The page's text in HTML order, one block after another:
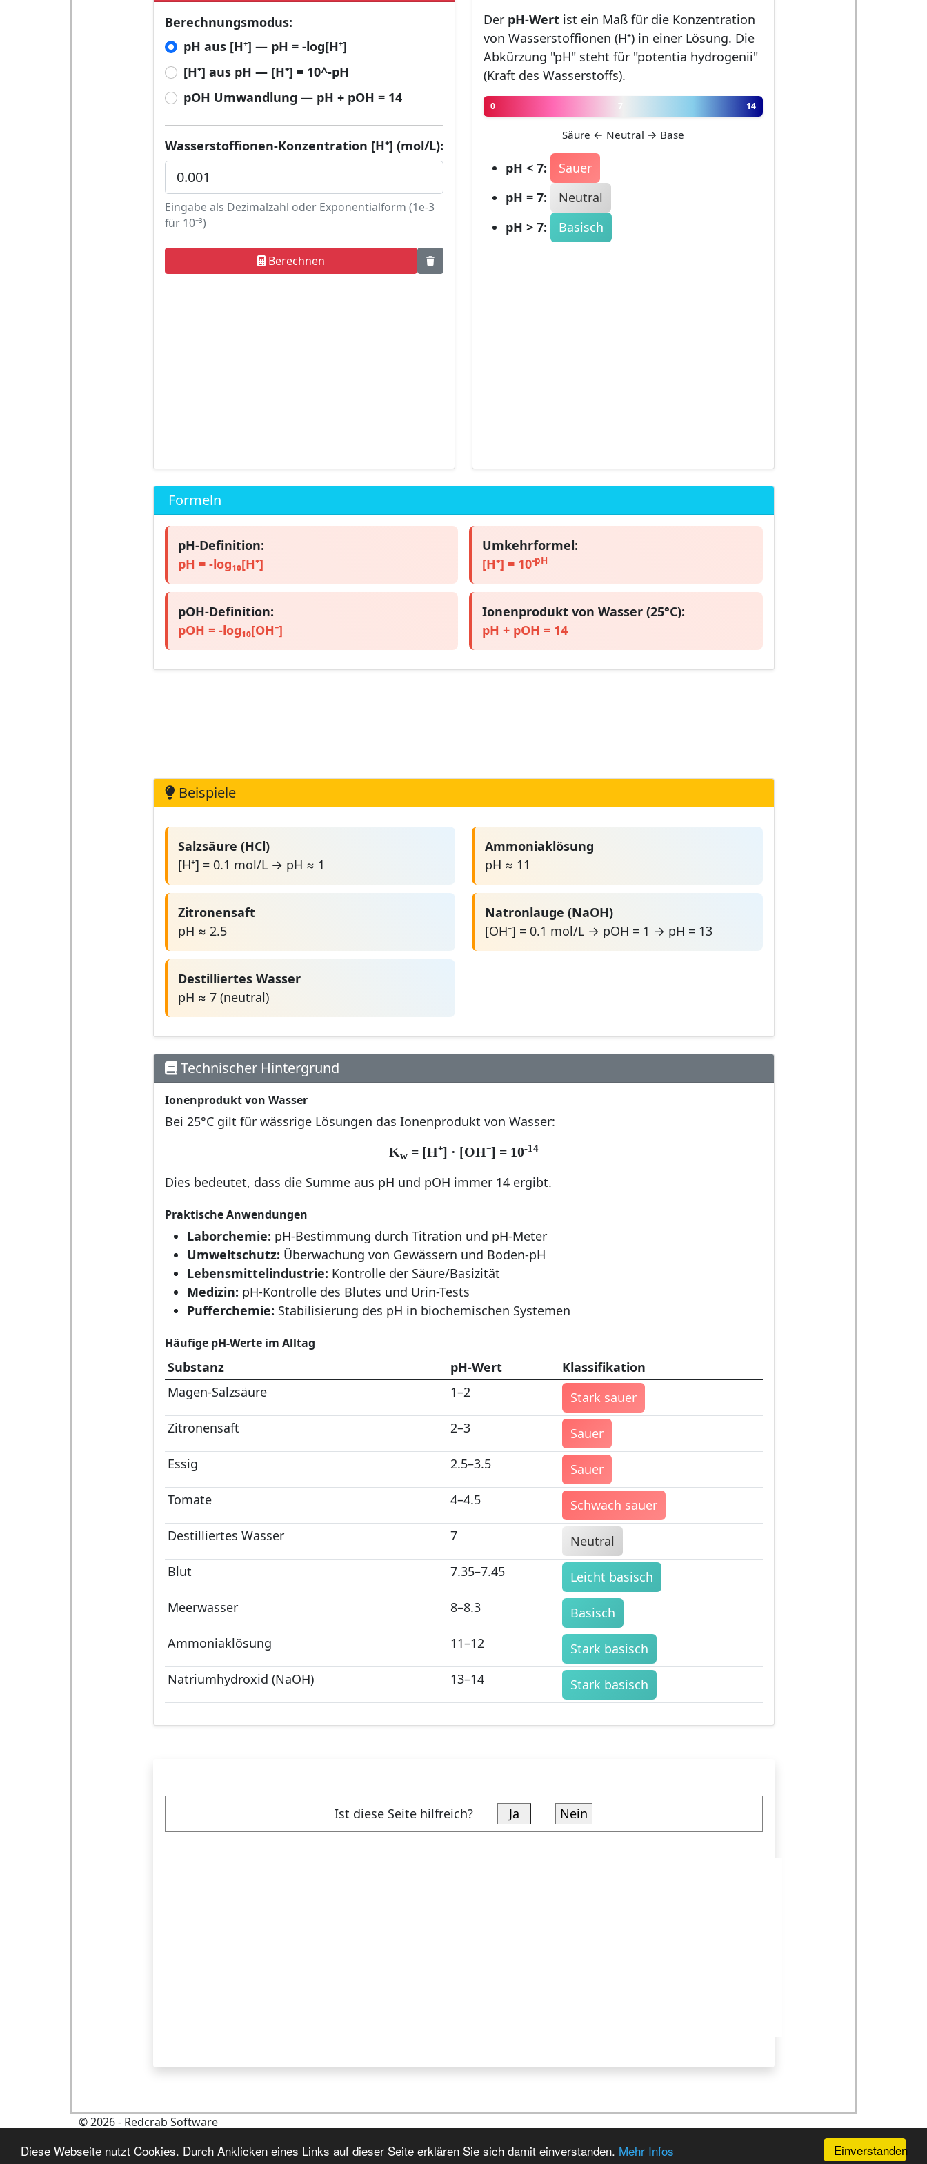
Einverstanden
Diese Webseite nutzt Cookies. Durch Anklicken eines Links auf dieser Seite erklären Sie sich damit einverstanden. Mehr Infos
Berechnungsmodus:
pH aus [H⁺] — pH = -log[H⁺]
[H⁺] aus pH — [H⁺] = 10^-pH
pOH Umwandlung — pH + pOH = 14
Wasserstoffionen-Konzentration [H⁺] (mol/L):
Eingabe als Dezimalzahl oder Exponentialform (1e-3
für 10⁻³)
Berechnen
Der pH-Wert ist ein Maß für die Konzentration
von Wasserstoffionen (H⁺) in einer Lösung. Die
Abkürzung "pH" steht für "potentia hydrogenii"
(Kraft des Wasserstoffs).
0 14
Säure ← Neutral → Base
pH < 7:
Sauer
pH = 7:
Neutral
pH > 7:
Basisch
Formeln
pH-Definition:
pH = -log₁₀[H⁺]
pOH-Definition:
pOH = -log₁₀[OH⁻]
Umkehrformel:
[H⁺] = 10-pH
Ionenprodukt von Wasser (25°C):
pH + pOH = 14
Beispiele
Salzsäure (HCl)
[H⁺] = 0.1 mol/L → pH ≈ 1
Zitronensaft
pH ≈ 2.5
Destilliertes Wasser
pH ≈ 7 (neutral)
Ammoniaklösung
pH ≈ 11
Natronlauge (NaOH)
[OH⁻] = 0.1 mol/L → pOH = 1 → pH = 13
Technischer Hintergrund
Ionenprodukt von Wasser
Bei 25°C gilt für wässrige Lösungen das Ionenprodukt von Wasser:
Kw= [H⁺] · [OH⁻] = 10-14
Dies bedeutet, dass die Summe aus pH und pOH immer 14 ergibt.
Praktische Anwendungen
Laborchemie: pH-Bestimmung durch Titration und pH-Meter
Umweltschutz: Überwachung von Gewässern und Boden-pH
Lebensmittelindustrie: Kontrolle der Säure/Basizität
Medizin: pH-Kontrolle des Blutes und Urin-Tests
Pufferchemie: Stabilisierung des pH in biochemischen Systemen
Häufige pH-Werte im Alltag
Substanz pH-Wert
Klassifikation
Magen-Salzsäure
1–2
Stark sauer
Zitronensaft
2–3
Sauer
Essig
2.5–3.5
Sauer
Tomate
4–4.5
Schwach sauer
Destilliertes Wasser
7
Neutral
Blut
7.35–7.45
Leicht basisch
Meerwasser
8–8.3
Basisch
Ammoniaklösung
11–12
Stark basisch
Natriumhydroxid (NaOH)
13–14 Stark basisch
Ist diese Seite hilfreich? Ja Nein
©2026- Redcrab Software